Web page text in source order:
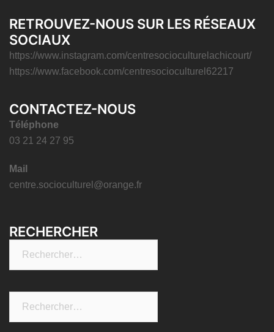
RETROUVEZ-NOUS SUR LES RÉSEAUX
SOCIAUX
https://www.instagram.com/centresocioculturelachicourt/
https://www.facebook.com/centresocioculturel62217
CONTACTEZ-NOUS
Téléphone
03 21 24 27 95
Mail
centre.socioculturel@orange.fr
RECHERCHER